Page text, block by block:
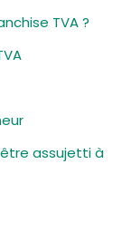
TVA ?
assujetti à